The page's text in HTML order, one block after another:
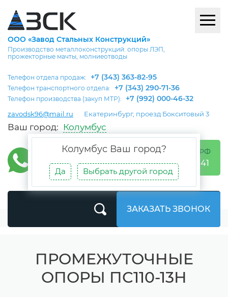
ООО «Завод Стальных Конструкций»
Производство металлоконструкций: опоры ЛЭП,
прожекторные мачты, молниеотводы
Телефон отдела продаж: +7 (343) 363-82-95
Телефон транспортного отдела: +7 (343) 290-71-36
Телефон производства (закуп МТР): +7 (992) 000-46-32
zavodsk96@mail.ru Екатеринбург, проезд Бокситовый 3
Ваш город: Колумбус
Колумбус Ваш город?
Да Выбрать другой город
БЕСПЛАТНО ПО РФ
8 (800) 302-05-41
ЗАКАЗАТЬ ЗВОНОК
ПРОМЕЖУТОЧНЫЕ
ОПОРЫ ПС110-13Н